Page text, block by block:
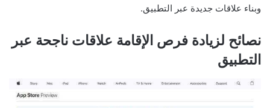
وبناء علاقات جديدة عبر التطبيق.
نصائح لزيادة فرص الإقامة علاقات ناجحة عبر
التطبيق